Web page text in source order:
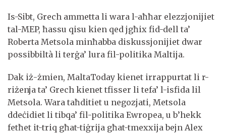
Is-Sibt, Grech ammetta li wara l-aħħar elezzjonijiet
tal-MEP, ħassu qisu kien qed jgħix fid-dell ta’
Roberta Metsola minħabba diskussjonijiet dwar
possibbiltà li terġa’ lura fil-politika Maltija.
Dak iż-żmien, MaltaToday kienet irrappurtat li r-
riżenja ta’ Grech kienet tfisser li tefa’ l-isfida lil
Metsola. Wara taħditiet u negozjati, Metsola
ddeċidiet li tibqa’ fil-politika Ewropea, u b’hekk
fetħet it-triq għat-tiġrija għat-tmexxija bejn Alex